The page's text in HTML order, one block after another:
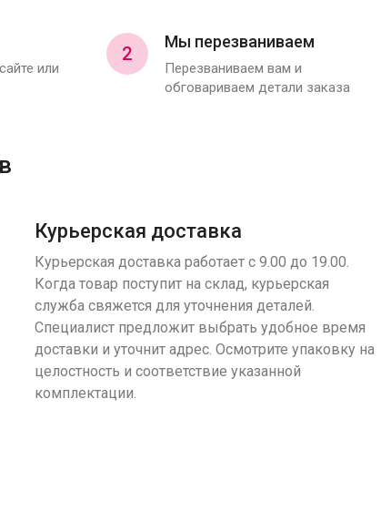
или
2
Мы перезваниваем
Перезваниваем вам и
обговариваем детали заказа
Курьерская доставка
Курьерская доставка работает с 9.00 до 19.00.
Когда товар поступит на склад, курьерская
служба свяжется для уточнения деталей.
Специалист предложит выбрать удобное время
доставки и уточнит адрес. Осмотрите упаковку на
целостность и соответствие указанной
комплектации.